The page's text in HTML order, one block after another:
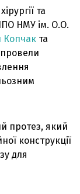
та
НМУ ім. О.О.
Копчак та
провели
протез, який
конструкції
для